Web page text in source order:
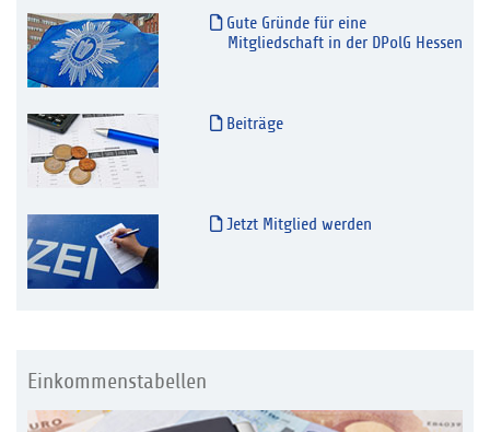
Gute Gründe für eine
Mitgliedschaft in der DPolG Hessen
Beiträge
Jetzt Mitglied werden
Einkommenstabellen